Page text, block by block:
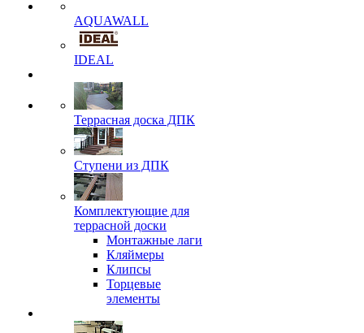
AQUAWALL
IDEAL
Террасная доска ДПК
Ступени из ДПК
Комплектующие для
террасной доски
Монтажные лаги
Кляймеры
Клипсы
Торцевые
элементы